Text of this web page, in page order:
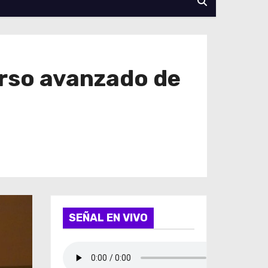
avanzado de
SEÑAL EN VIVO